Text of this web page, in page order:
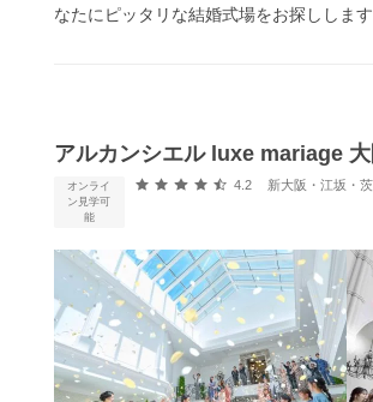
なたにピッタリな結婚式場をお探ししま
アルカンシエル luxe mariage
オンライ
ン見学可
能
口コミ評価
4.2 新大阪・江坂・茨